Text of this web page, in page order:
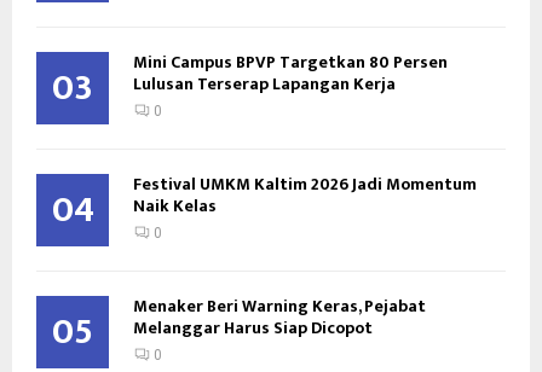
03 Mini Campus BPVP Targetkan 80 Persen
Lulusan Terserap Lapangan Kerja
0
04 Festival UMKM Kaltim 2026 Jadi Momentum
Naik Kelas
0
05 Menaker Beri Warning Keras, Pejabat
Melanggar Harus Siap Dicopot
0